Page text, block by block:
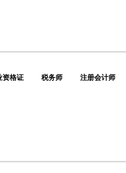
资格证 税务师 注册会计师